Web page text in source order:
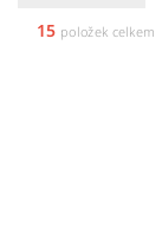
15 položek celkem